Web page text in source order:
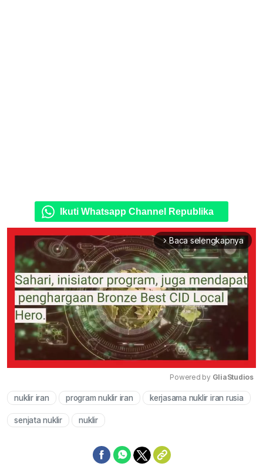
Ikuti Whatsapp Channel Republika
arrow_forward_ios Baca selengkapnya
Mute
Powered by GliaStudios
nuklir iran program nuklir iran kerjasama nuklir iran rusia
senjata nuklir nuklir